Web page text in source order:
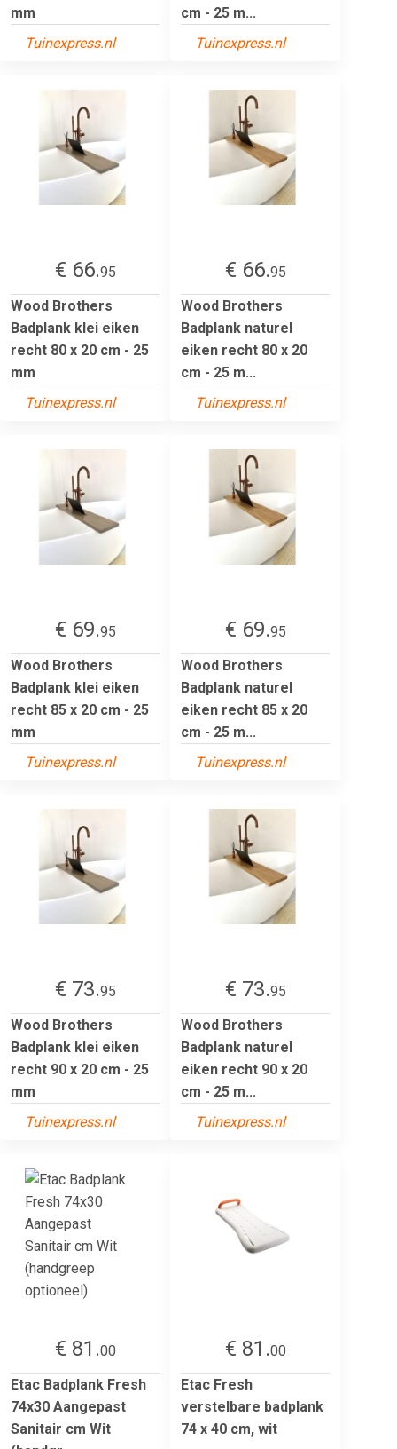
mm
Tuinexpress.nl
cm - 25 m...
Tuinexpress.nl
€ 66.95
Wood Brothers
Badplank klei eiken
recht 80 x 20 cm - 25
mm
Tuinexpress.nl
€ 66.95
Wood Brothers
Badplank naturel
eiken recht 80 x 20
cm - 25 m...
Tuinexpress.nl
€ 69.95
Wood Brothers
Badplank klei eiken
recht 85 x 20 cm - 25
mm
Tuinexpress.nl
€ 69.95
Wood Brothers
Badplank naturel
eiken recht 85 x 20
cm - 25 m...
Tuinexpress.nl
€ 73.95
Wood Brothers
Badplank klei eiken
recht 90 x 20 cm - 25
mm
Tuinexpress.nl
€ 73.95
Wood Brothers
Badplank naturel
eiken recht 90 x 20
cm - 25 m...
Tuinexpress.nl
€ 81.00
Etac Badplank Fresh
74x30 Aangepast
Sanitair cm Wit
€ 81.00
Etac Fresh
verstelbare badplank
74 x 40 cm, wit